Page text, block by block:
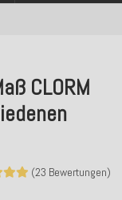
Pay
ab 99€ Bestellwert
CLORM
(23 Bewertungen)